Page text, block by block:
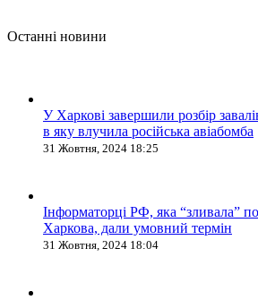
Останні новини
У Харкові завершили розбір
в яку влучила російська авіабомба
31 Жовтня, 2024 18:25
Інформаторці РФ, яка “зливала”
Харкова, дали умовний термін
31 Жовтня, 2024 18:04